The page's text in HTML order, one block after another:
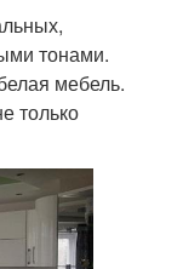
тонами.
мебель.
только